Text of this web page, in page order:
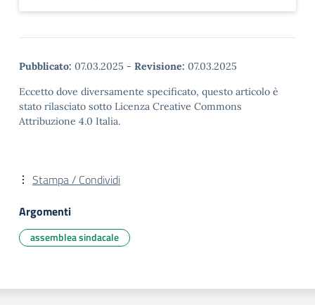
Pubblicato: 07.03.2025 - Revisione: 07.03.2025
Eccetto dove diversamente specificato, questo articolo è
stato rilasciato sotto Licenza Creative Commons
Attribuzione 4.0 Italia.
Stampa / Condividi
Argomenti
assemblea sindacale